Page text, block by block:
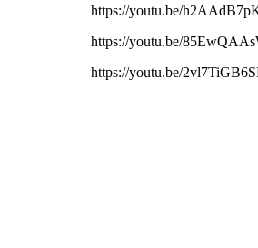
https://youtu.be/
https://youtu.be/
https://youtu.be/